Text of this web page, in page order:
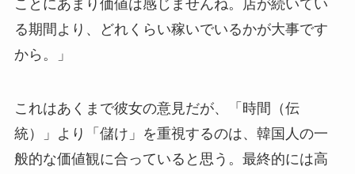
ことにあまり価値は感じませんね。店が続いてい
る期間より、どれくらい稼いでいるかが大事です
から。」
これはあくまで彼女の意見だが、「時間（伝
統）」より「儲け」を重視するのは、韓国人の一
般的な価値観に合っていると思う。最終的には高